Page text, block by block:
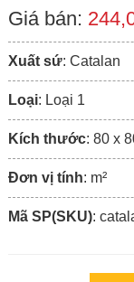
Giá bán:
Xuất sứ: Catalan
Loại: Loại 1
Kích thước: 80 x
Đơn vị tính: m²
Mã SP(SKU):